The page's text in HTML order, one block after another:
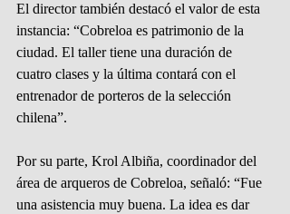
El director también destacó el valor de esta
instancia: “Cobreloa es patrimonio de la
ciudad. El taller tiene una duración de
cuatro clases y la última contará con el
entrenador de porteros de la selección
chilena”.
Por su parte, Krol Albiña, coordinador del
área de arqueros de Cobreloa, señaló: “Fue
una asistencia muy buena. La idea es dar